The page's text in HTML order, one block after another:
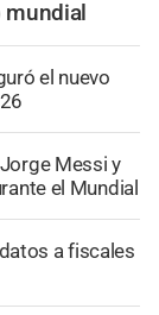
mundial
el nuevo
Messi y
el Mundial
a fiscales